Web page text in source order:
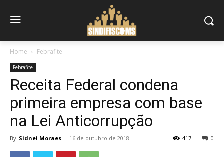
Home Febrafite
Febrafite
Receita Federal condena
primeira empresa com base
na Lei Anticorrupção
By Sidnei Moraes - 16 de outubro de 2018 0
417